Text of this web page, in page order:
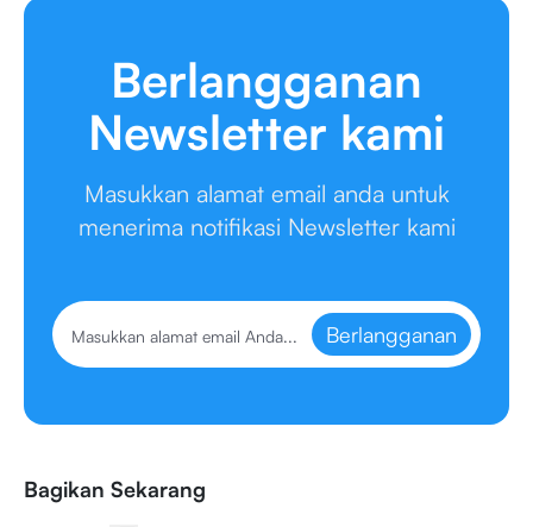
Berlangganan
Newsletter kami
Masukkan alamat email anda untuk
menerima notifikasi Newsletter kami
Berlangganan
Bagikan Sekarang